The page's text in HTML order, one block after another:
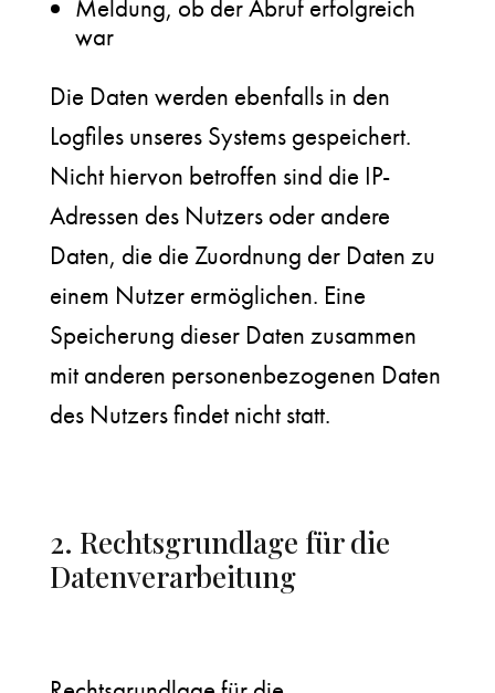
Meldung, ob der Abruf erfolgreich
war
Die Daten werden ebenfalls in den
Logfiles unseres Systems gespeichert.
Nicht hiervon betroffen sind die IP-
Adressen des Nutzers oder andere
Daten, die die Zuordnung der Daten zu
einem Nutzer ermöglichen. Eine
Speicherung dieser Daten zusammen
mit anderen personenbezogenen Daten
des Nutzers findet nicht statt.
2. Rechtsgrundlage für die
Datenverarbeitung